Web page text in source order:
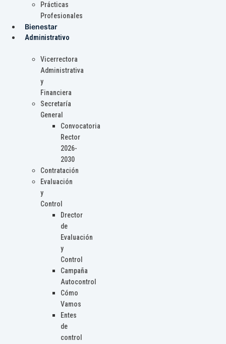
Prácticas
Profesionales
Bienestar
Administrativo
Vicerrectora
Administrativa
y
Financiera
Secretaría
General
Convocatoria
Rector
2026-
2030
Contratación
Evaluación
y
Control
Drector
de
Evaluación
y
Control
Campaña
Autocontrol
Cómo
Vamos
Entes
de
control